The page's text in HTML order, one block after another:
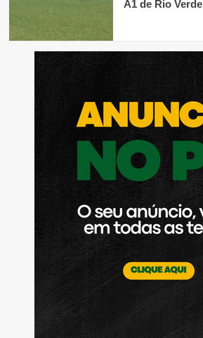
A1 de Rio Verde